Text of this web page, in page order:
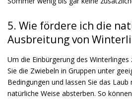
5. Wie fördere ich die
Ausbreitung von
Um die Einbürgerung des
Sie die Zwiebeln in Gruppen unter
Bedingungen und lassen Sie das
natürliche Weise absterben. So